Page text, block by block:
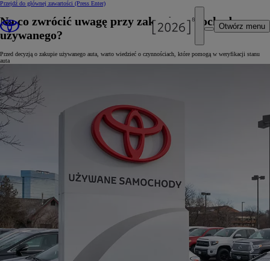
Przejdź do głównej zawartości (Press Enter)
Otwórz menu
Na co zwrócić uwagę przy zakupie samochodu
używanego?
Przed decyzją o zakupie używanego auta, warto wiedzieć o czynnościach, które pomogą w weryfikacji stanu
auta